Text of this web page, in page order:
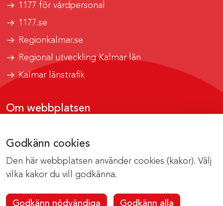
Godkänn cookies
Den här webbplatsen använder cookies (kakor). Välj
vilka kakor du vill godkänna.
Godkänn nödvändiga Godkänn alla
1177 för vårdpersonal
1177.se
Regionkalmar.se
Regional utveckling Kalmar län
Kalmar länstrafik
Om webbplatsen
Om cookies
Kontakta webbredaktionen